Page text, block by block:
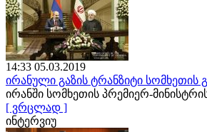
14:33 05.03.2019
ირანული გაზის ტრანზიტი
ირანში სომხეთის პრემიერ-
[ ვრცლად ]
ინტერვიუ